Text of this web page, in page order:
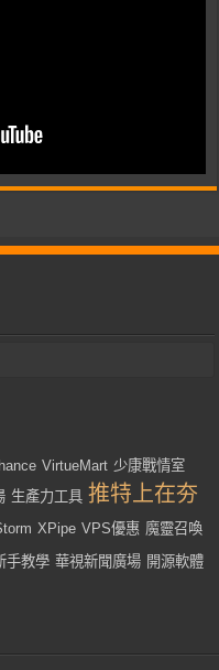
VirtueMart 少康戰情室
生產力工具 推特上在夯
XPipe VPS優惠 魔靈召喚
手教學 華視新聞廣場 開源軟體